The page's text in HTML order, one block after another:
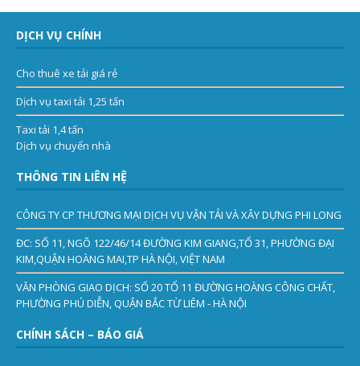
DỊCH VỤ CHÍNH
Cho thuê xe tải giá rẻ
Dịch vụ taxi tải 1,25 tấn
Taxi tải 1,4 tấn
Dịch vụ chuyển nhà
THÔNG TIN LIÊN HỆ
CÔNG TY CP THƯƠNG MẠI DỊCH VỤ VẬN TẢI VÀ XÂY DỰNG PHI LONG
ĐC: SỐ 11, NGÕ 122/46/14 ĐƯỜNG KIM GIANG,TỔ 31, PHƯỜNG ĐẠI
KIM,QUẬN HOÀNG MAI,TP HÀ NỘI, VIỆT NAM
VĂN PHÒNG GIAO DỊCH: SỐ 20 TỔ 11 ĐƯỜNG HOÀNG CÔNG CHẤT,
PHƯỜNG PHÚ DIỄN, QUẬN BẮC TỪ LIÊM - HÀ NỘI
CHÍNH SÁCH – BÁO GIÁ